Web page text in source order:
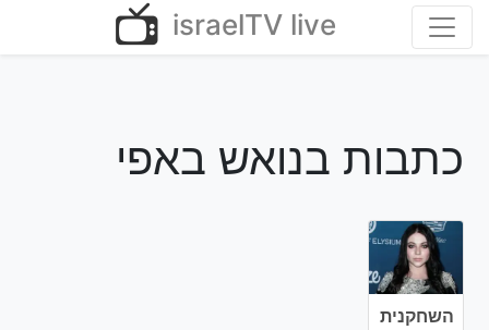
Skip
israelTV live
כתבות בנואש באפי
השחקנית